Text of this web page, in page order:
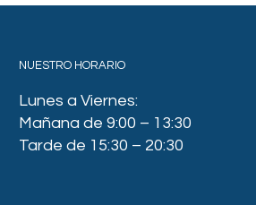
NUESTRO HORARIO
Lunes a Viernes:
Mañana de 9:00 – 13:30
Tarde de 15:30 – 20:30